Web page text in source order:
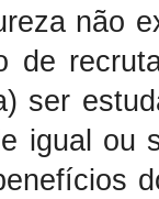
não
de
ser
igual ou